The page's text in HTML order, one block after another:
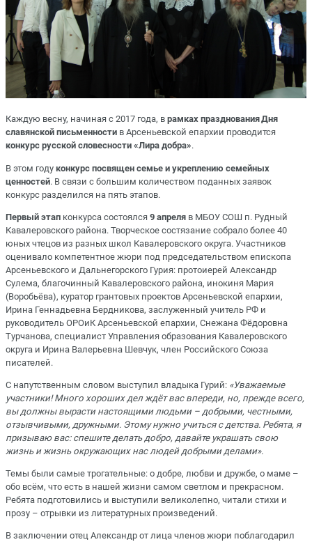
Каждую весну, начиная с 2017 года, в рамках празднования Дня
славянской письменности в Арсеньевской епархии проводится
конкурс русской словесности «Лира добра».
В этом году конкурс посвящен семье и укреплению семейных
ценностей. В связи с большим количеством поданных заявок
конкурс разделился на пять этапов.
Первый этап конкурса состоялся 9 апреля в МБОУ СОШ п. Рудный
Кавалеровского района. Творческое состязание собрало более 40
юных чтецов из разных школ Кавалеровского округа. Участников
оценивало компетентное жюри под председательством епископа
Арсеньевского и Дальнегорского Гурия: протоиерей Александр
Сулема, благочинный Кавалеровского района, инокиня Мария
(Воробьёва), куратор грантовых проектов Арсеньевской епархии,
Ирина Геннадьевна Бердникова, заслуженный учитель РФ и
руководитель ОРОиК Арсеньевской епархии, Снежана Фёдоровна
Турчанова, специалист Управления образования Кавалеровского
округа и Ирина Валерьевна Шевчук, член Российского Союза
писателей.
С напутственным словом выступил владыка Гурий: «Уважаемые
участники! Много хороших дел ждёт вас впереди, но, прежде всего,
вы должны вырасти настоящими людьми – добрыми, честными,
отзывчивыми, дружными. Этому нужно учиться с детства. Ребята, я
призываю вас: спешите делать добро, давайте украшать свою
жизнь и жизнь окружающих нас людей добрыми делами».
Темы были самые трогательные: о добре, любви и дружбе, о маме –
обо всём, что есть в нашей жизни самом светлом и прекрасном.
Ребята подготовились и выступили великолепно, читали стихи и
прозу – отрывки из литературных произведений.
В заключении отец Александр от лица членов жюри поблагодарил